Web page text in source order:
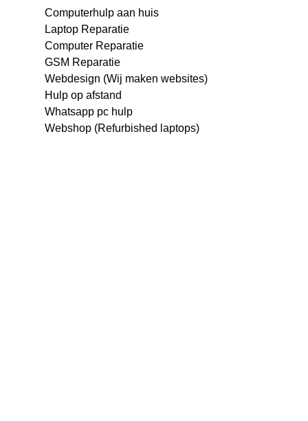
Computerhulp aan huis
Laptop Reparatie
Computer Reparatie
GSM Reparatie
Webdesign (Wij maken websites)
Hulp op afstand
Whatsapp pc hulp
Webshop (Refurbished laptops)